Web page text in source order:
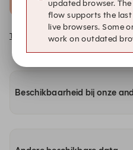
LWTS: René Froger
Toon 26 keer meer op zo 6 sep.
Beschikbaarheid bij onze
updated browser.
flow supports the
live browsers. Some
work on outdated